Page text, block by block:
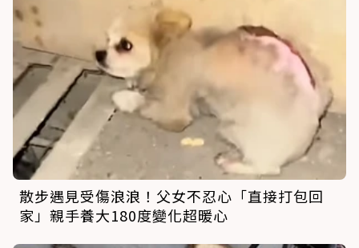
散步遇見受傷浪浪！父女不忍心「直接打包回
家」親手養大180度變化超暖心